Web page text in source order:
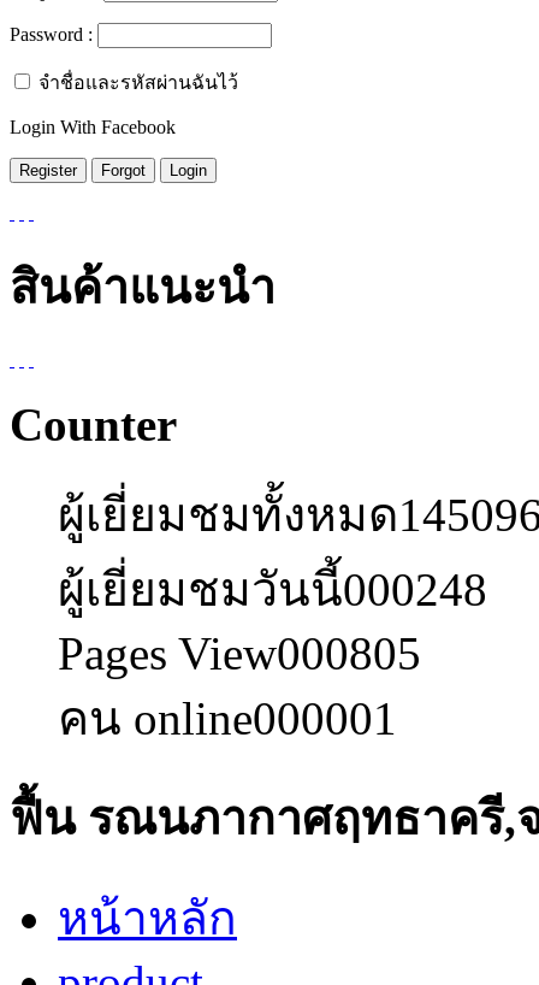
Password :
จำชื่อและรหัสผ่านฉันไว้
Login With Facebook
สินค้าแนะนำ
Counter
ผู้เยี่ยมชมทั้งหมด
ผู้เยี่ยมชมวันนี้000248
Pages View000805
คน online000001
ฟื้น รณนภากาศฤทธาครี,
หน้าหลัก